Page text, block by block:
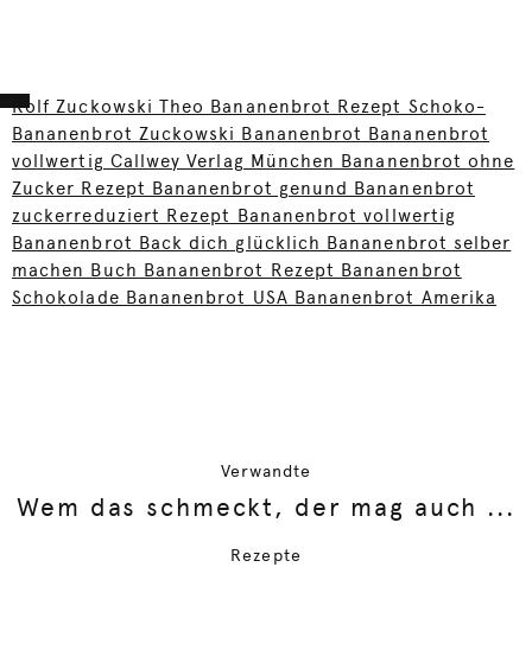
Rolf Zuckowski Theo Bananenbrot Rezept Schoko-
Bananenbrot Zuckowski Bananenbrot Bananenbrot
vollwertig Callwey Verlag München Bananenbrot ohne
Zucker Rezept Bananenbrot genund Bananenbrot
zuckerreduziert Rezept Bananenbrot vollwertig
Bananenbrot Back dich glücklich Bananenbrot selber
machen Buch Bananenbrot Rezept Bananenbrot
Schokolade Bananenbrot USA Bananenbrot Amerika
Verwandte
Wem das schmeckt, der mag auch ...
Rezepte